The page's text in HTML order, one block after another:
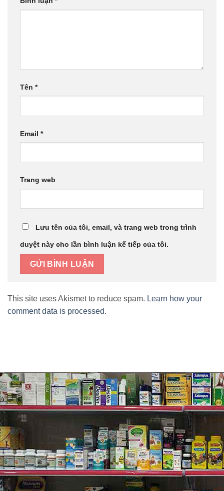
Tên *
Email *
Trang web
Lưu tên của tôi, email, và trang web trong trình
duyệt này cho lần bình luận kế tiếp của tôi.
This site uses Akismet to reduce spam. Learn how your
comment data is processed.